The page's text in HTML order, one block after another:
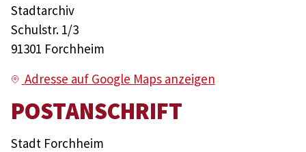
Stadtarchiv
Schulstr. 1/3
91301 Forchheim
Adresse auf Google Maps anzeigen
POSTANSCHRIFT
Stadt Forchheim